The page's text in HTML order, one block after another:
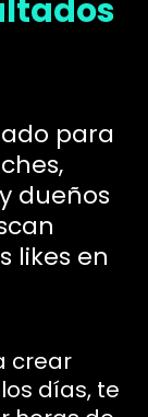
para
dueños
likes en
crear
días, te